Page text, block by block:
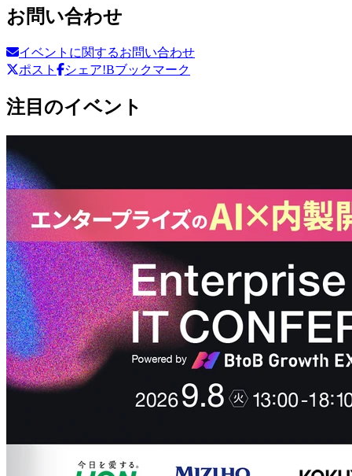
お問い合わせ
イベントに関するお問い合わせ
ポスト
シェア!Bブックマーク
注目のイベント